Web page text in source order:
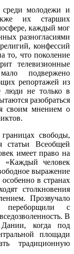
среди молодежи и
их старших
каждый мог
разногласиями
конфессий
то, что поколение
телевизионные
подвержено
репортажей из
люди не только в
разобраться
своим мнением о
свободы,
Всеобщей
имеет право на
«Каждый человек
выражение
в странах
столкновения
Прозвучало
переборщили с
В
когда под
площади
традиционную